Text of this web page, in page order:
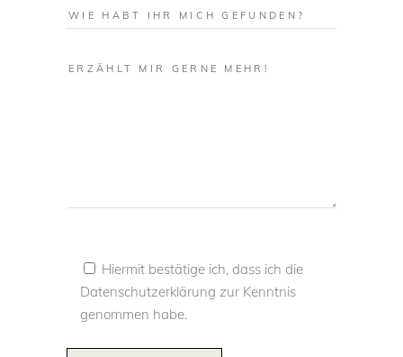
Hiermit bestätige ich, dass ich die
Datenschutzerklärung zur Kenntnis
genommen habe.